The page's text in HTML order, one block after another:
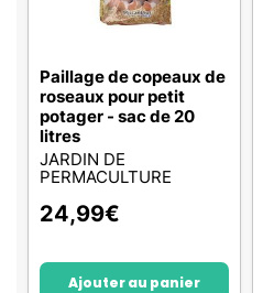
Paillage de copeaux de
roseaux pour petit
potager - sac de 20
litres
JARDIN DE
PERMACULTURE
24,99€
Ajouter au panier